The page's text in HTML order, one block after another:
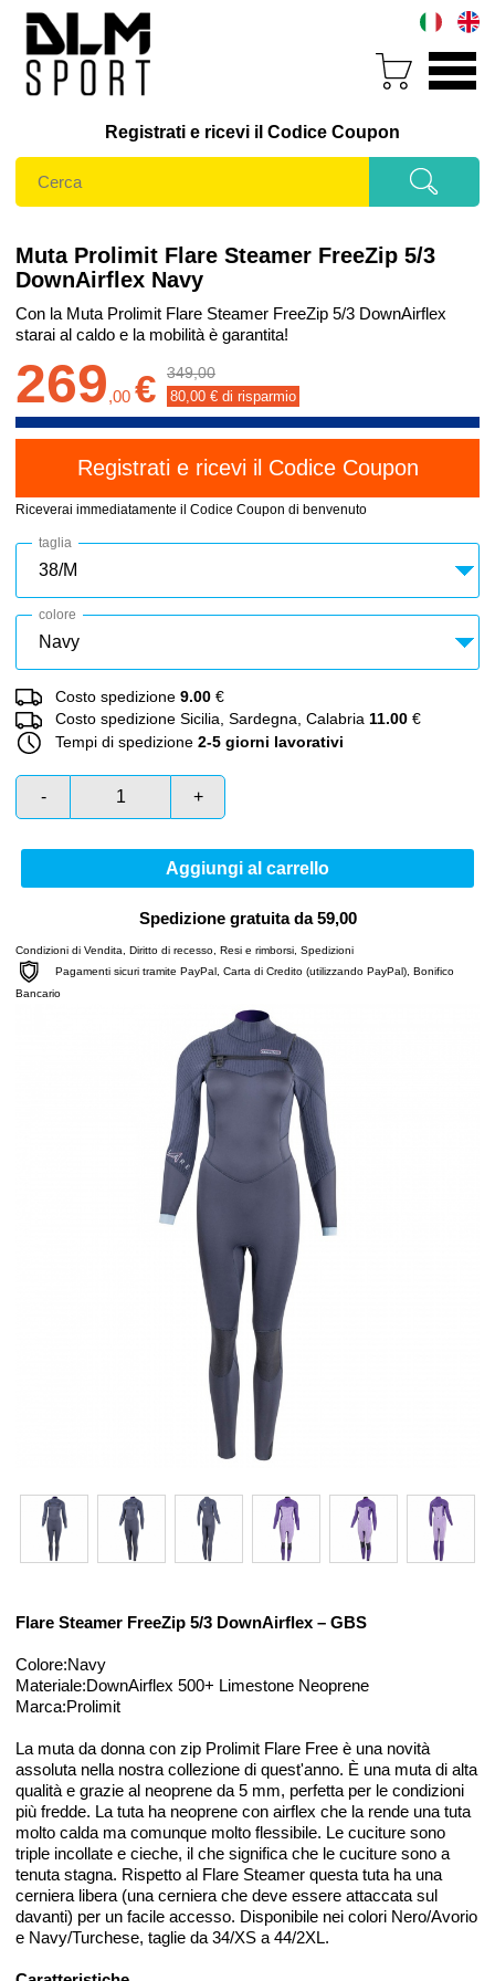
Registrati e ricevi il Codice Coupon
Muta Prolimit Flare Steamer FreeZip 5/3
DownAirflex Navy
Con la Muta Prolimit Flare Steamer FreeZip 5/3 DownAirflex
starai al caldo e la mobilità è garantita!
269,00 € 349,00
80,00 € di risparmio
Riceverai immediatamente il Codice Coupon di benvenuto
taglia
colore
Costo spedizione 9.00 €
Costo spedizione Sicilia, Sardegna, Calabria 11.00 €
Tempi di spedizione 2-5 giorni lavorativi
- +
Aggiungi al carrello
Spedizione gratuita da 59,00
Condizioni di Vendita Diritto di recesso Resi e rimborsi Spedizioni
Pagamenti sicuri tramite PayPal, Carta di Credito (utilizzando PayPal), Bonifico
Bancario
Flare Steamer FreeZip 5/3 DownAirflex – GBS
Colore:Navy
Materiale:DownAirflex 500+ Limestone Neoprene
Marca:Prolimit
La muta da donna con zip Prolimit Flare Free è una novità
assoluta nella nostra collezione di quest'anno. È una muta di alta
qualità e grazie al neoprene da 5 mm, perfetta per le condizioni
più fredde. La tuta ha neoprene con airflex che la rende una tuta
molto calda ma comunque molto flessibile. Le cuciture sono
triple incollate e cieche, il che significa che le cuciture sono a
tenuta stagna. Rispetto al Flare Steamer questa tuta ha una
cerniera libera (una cerniera che deve essere attaccata sul
davanti) per un facile accesso. Disponibile nei colori Nero/Avorio
e Navy/Turchese, taglie da 34/XS a 44/2XL.